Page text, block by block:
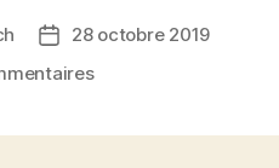
Date
de
28 octobre 2019
sur